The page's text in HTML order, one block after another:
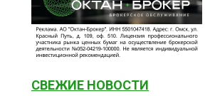
СВЕЖИЕ НОВОСТИ